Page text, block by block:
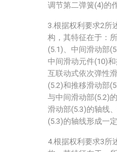
调节第二弹簧(4)的
3.根据权利要求2所
构，其特征在于：
(5.1)、中间滑动部
中间滑动元件(10)
互联动式依次弹性
(5.2)和推移滑动部
与中间滑动部(5.2)
滑动部(5.3)的轴线
(5.3)的轴线形成一定
4.根据权利要求3所